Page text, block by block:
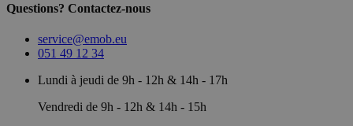
Questions? Contactez-nous
service@emob.eu
051 49 12 34
Lundi à jeudi de 9h - 12h & 14h - 17h
Vendredi de 9h - 12h & 14h - 15h